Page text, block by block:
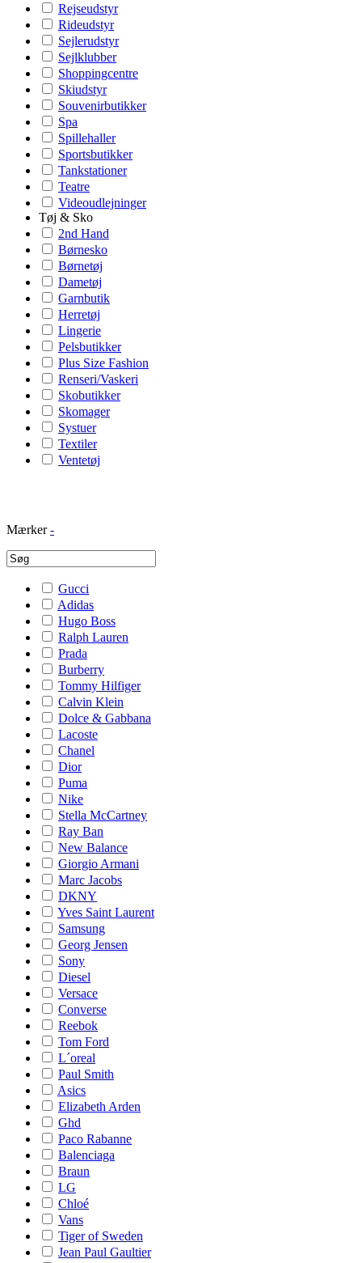
Rejseudstyr
Rideudstyr
Sejlerudstyr
Sejlklubber
Shoppingcentre
Skiudstyr
Souvenirbutikker
Spa
Spillehaller
Sportsbutikker
Tankstationer
Teatre
Videoudlejninger
Tøj & Sko
2nd Hand
Børnesko
Børnetøj
Dametøj
Garnbutik
Herretøj
Lingerie
Pelsbutikker
Plus Size Fashion
Renseri/Vaskeri
Skobutikker
Skomager
Systuer
Textiler
Ventetøj
Mærker -
Gucci
Adidas
Hugo Boss
Ralph Lauren
Prada
Burberry
Tommy Hilfiger
Calvin Klein
Dolce & Gabbana
Lacoste
Chanel
Dior
Puma
Nike
Stella McCartney
Ray Ban
New Balance
Giorgio Armani
Marc Jacobs
DKNY
Yves Saint Laurent
Samsung
Georg Jensen
Sony
Diesel
Versace
Converse
Reebok
Tom Ford
L´oreal
Paul Smith
Asics
Elizabeth Arden
Ghd
Paco Rabanne
Balenciaga
Braun
LG
Chloé
Vans
Tiger of Sweden
Jean Paul Gaultier